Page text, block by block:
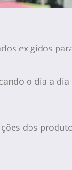
exigidos
o dia a
dos